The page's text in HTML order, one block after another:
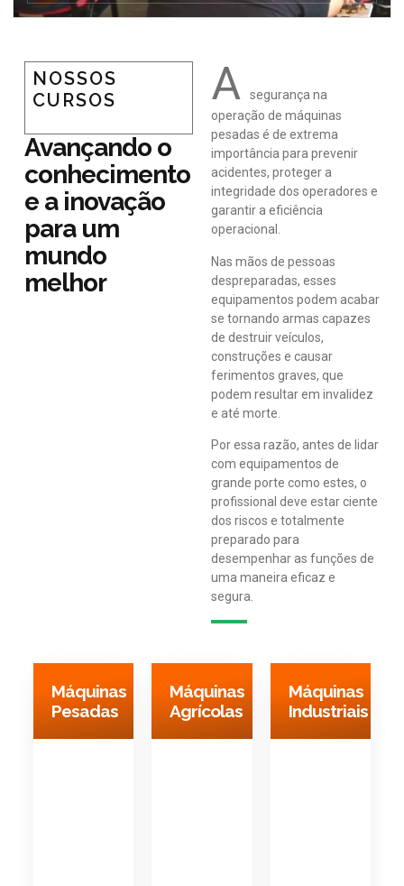
NOSSOS
CURSOS
Avançando o
conhecimento
e a inovação
para um
mundo
melhor
A
segurança na
operação de máquinas
pesadas é de extrema
importância para prevenir
acidentes, proteger a
integridade dos operadores e
garantir a eficiência
operacional.
Nas mãos de pessoas
despreparadas, esses
equipamentos podem acabar
se tornando armas capazes
de destruir veículos,
construções e causar
ferimentos graves, que
podem resultar em invalidez
e até morte.
Por essa razão, antes de lidar
com equipamentos de
grande porte como estes, o
profissional deve estar ciente
dos riscos e totalmente
preparado para
desempenhar as funções de
uma maneira eficaz e
segura.
Máquinas
Pesadas
Máquinas
Agrícolas
Máquinas
Industriais